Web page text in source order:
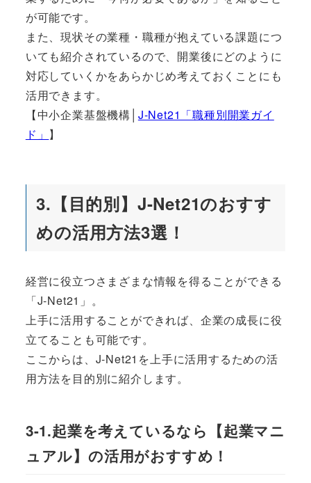
が可能です。
また、現状その業種・職種が抱えている課題につ
いても紹介されているので、開業後にどのように
対応していくかをあらかじめ考えておくことにも
活用できます。
【中小企業基盤機構│ J-Net21「職種別開業ガイ
ド」 】
3.【目的別】J-Net21のおすす
めの活用方法3選！
経営に役立つさまざまな情報を得ることができる
「J-Net21」。
上手に活用することができれば、企業の成長に役
立てることも可能です。
ここからは、J-Net21を上手に活用するための活
用方法を目的別に紹介します。
3-1.起業を考えているなら【起業マニ
ュアル】の活用がおすすめ！